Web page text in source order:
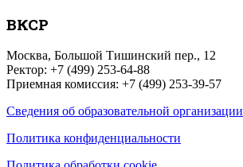
ВКСР
Москва, Большой Тишинский пер., 12
Ректор: +7 (499) 253-64-88
Приемная комиссия: +7 (499) 253-39-57
Сведения об образовательной организации
Политика конфиденциальности